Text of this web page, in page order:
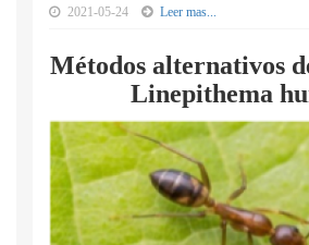
2021-05-24 Leer mas...
Métodos alternativos
Linepithema